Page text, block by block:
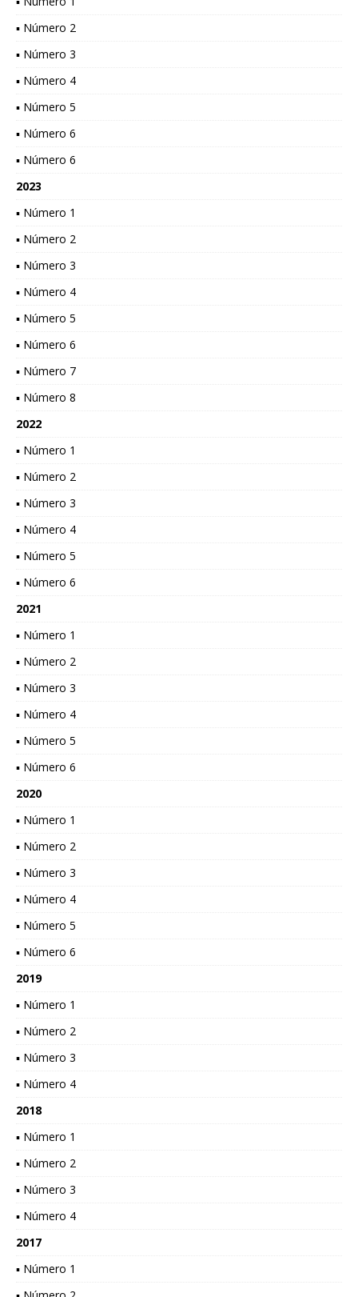
▪ Número 2
▪ Número 3
▪ Número 4
▪ Número 5
▪ Número 6
▪ Número 6
2023
▪ Número 1
▪ Número 2
▪ Número 3
▪ Número 4
▪ Número 5
▪ Número 6
▪ Número 7
▪ Número 8
2022
▪ Número 1
▪ Número 2
▪ Número 3
▪ Número 4
▪ Número 5
▪ Número 6
2021
▪ Número 1
▪ Número 2
▪ Número 3
▪ Número 4
▪ Número 5
▪ Número 6
2020
▪ Número 1
▪ Número 2
▪ Número 3
▪ Número 4
▪ Número 5
▪ Número 6
2019
▪ Número 1
▪ Número 2
▪ Número 3
▪ Número 4
2018
▪ Número 1
▪ Número 2
▪ Número 3
▪ Número 4
2017
▪ Número 1